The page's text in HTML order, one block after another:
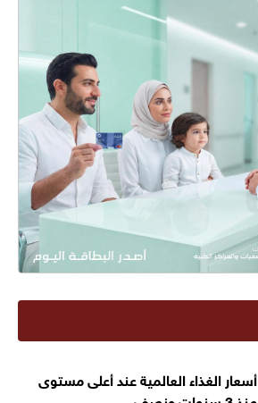
أسعار الغذاء العالمية عند أعلى مستوى